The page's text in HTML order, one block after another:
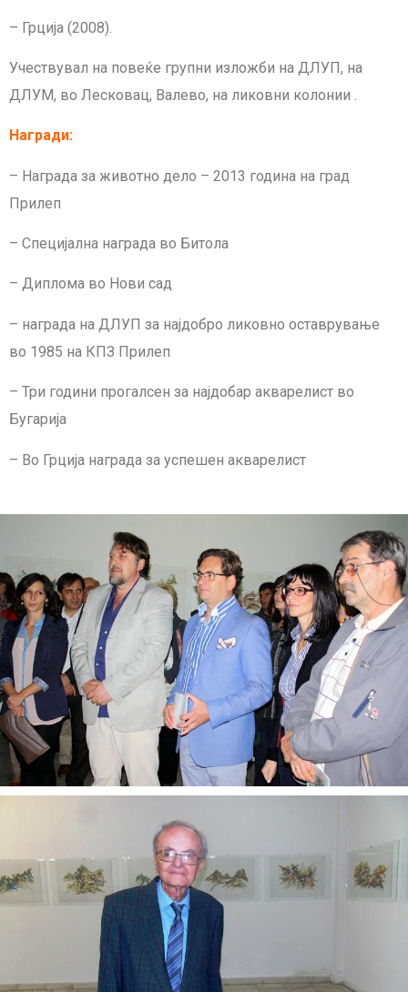
– Грција (2008).
Учествувал на повеќе групни изложби на ДЛУП, на
ДЛУМ, во Лесковац, Валево, на ликовни колонии .
Награди:
– Награда за животно дело – 2013 година на град
Прилеп
– Специјална награда во Битола
– Диплома во Нови сад
– награда на ДЛУП за најдобро ликовно оставрување
во 1985 на КПЗ Прилеп
– Три години прогалсен за најдобар акварелист во
Бугарија
– Во Грција награда за успешен акварелист